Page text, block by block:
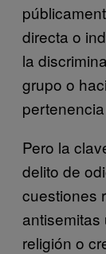
directa o
la
grupo o
Pero la
delito de
cuestiones
antisemitas
religión o